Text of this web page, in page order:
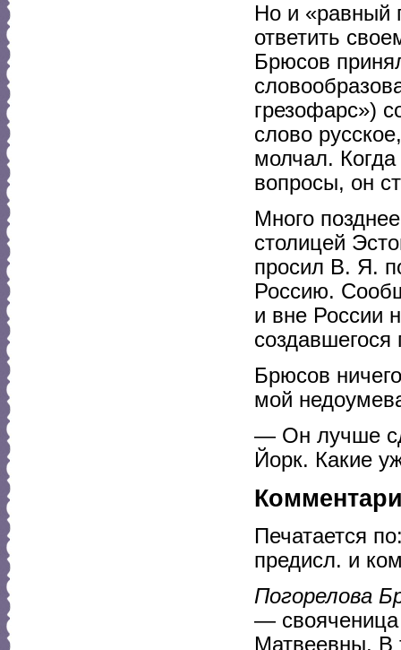
Но и «равный
ответить
Брюсов
грезофарс»)
слово
молчал. Когда
вопросы, он
Много
столицей
просил В. Я.
Россию.
и вне России
Брюсов
мой
— Он лучше
Йорк. Какие
Печатается
предисл. и
Погорелова
—
Матвеевны. В